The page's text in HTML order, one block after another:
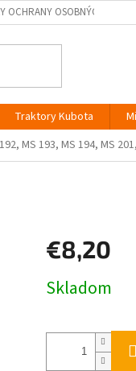
OCHRANY OSOBNÝCH ÚDAJOV
Traktory Kubota
MS 193, MS 194, MS
€8,20
cena:
Skladom